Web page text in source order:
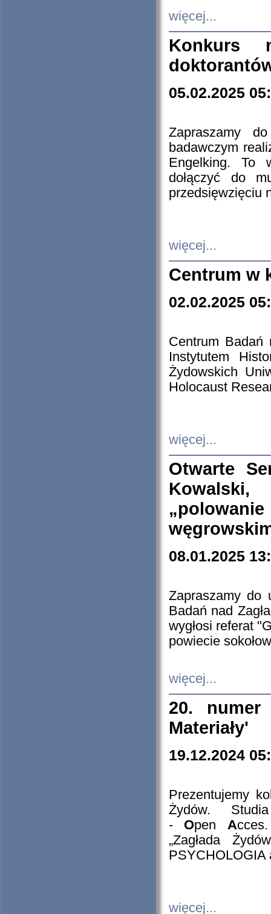
więcej...
Konkurs
05.02.2025
Zapraszamy
badawczym
Engelking. To
dołączyć do
przedsięwzięciu
więcej...
Centrum w
02.02.2025
Centrum Badań
Instytutem
Żydowskich
Holocaust
więcej...
Otwarte
08.01.2025
Zapraszamy do
Badań nad
wygłosi referat
powiecie
więcej...
20. numer
Materiały'
19.12.2024
Prezentujemy
Żydów.
- Open A
„Zagłada
PSYCHOLOGIA
więcej...